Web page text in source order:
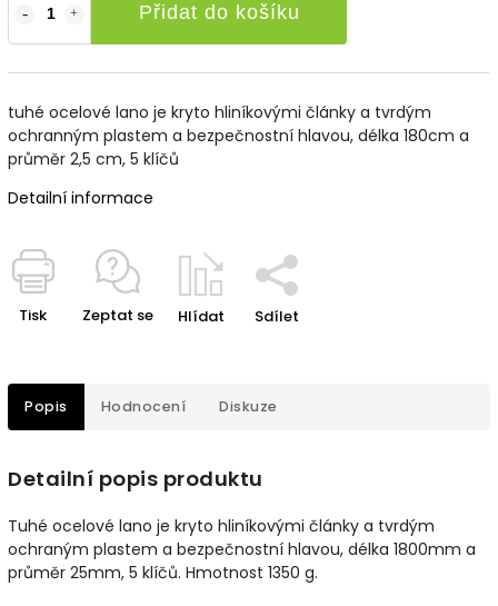
Přidat do košíku
tuhé ocelové lano je kryto hliníkovými články a tvrdým
ochranným plastem a bezpečnostní hlavou, délka 180cm a
průměr 2,5 cm, 5 klíčů
Detailní informace
Tisk Zeptat se Hlídat Sdílet
Popis Hodnocení Diskuze
Detailní popis produktu
Tuhé ocelové lano je kryto hliníkovými články a tvrdým
ochraným plastem a bezpečnostní hlavou, délka 1800mm a
průměr 25mm, 5 klíčů. Hmotnost 1350 g.